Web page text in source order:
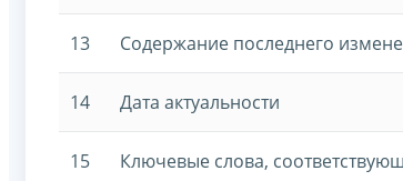
13 Содержание последнего
14 Дата актуальности
15 Ключевые слова,